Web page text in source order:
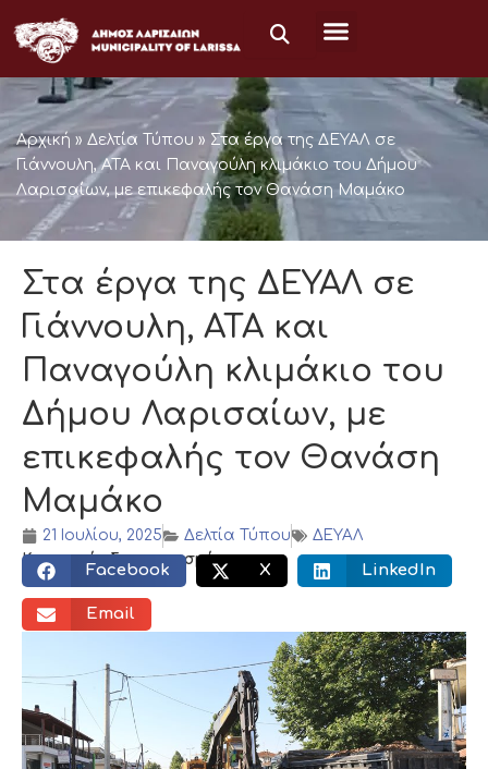
στο
περιεχόμενο
Αρχική » Δελτία Τύπου » Στα έργα της ΔΕΥΑΛ σε
Γιάννουλη, ΑΤΑ και Παναγούλη κλιμάκιο του Δήμου
Λαρισαίων, με επικεφαλής τον Θανάση Μαμάκο
Στα έργα της ΔΕΥΑΛ σε
Γιάννουλη, ΑΤΑ και
Παναγούλη κλιμάκιο του
Δήμου Λαρισαίων, με
επικεφαλής τον Θανάση
Μαμάκο
21 Ιουλίου, 2025 Δελτία Τύπου
ΔΕΥΑΛ
Κοινωνικός διαμοιρασμός:
Facebook X LinkedIn
Email